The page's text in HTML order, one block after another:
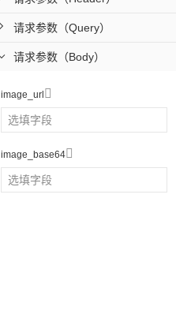
请求参数（Query）
请求参数（Body）
image_url 
image_base64